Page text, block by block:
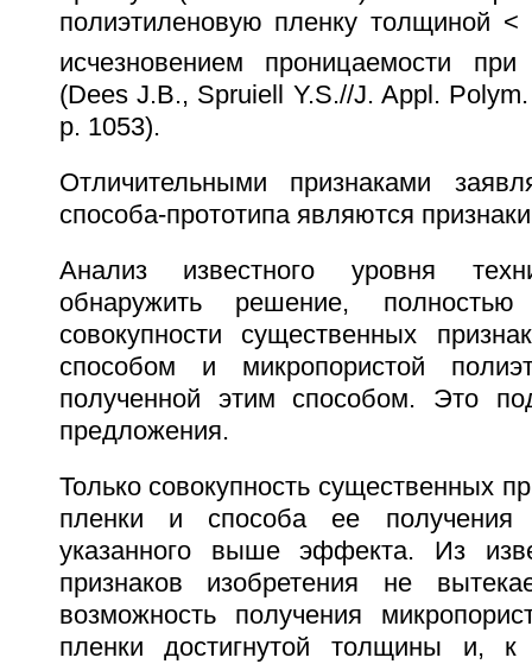
полиэтиленовую пленку толщиной
исчезновением проницаемости
(Dees J.B., Spruiell Y.S.//J. Appl.
p. 1053).
Отличительными признаками
способа-прототипа являются
Анализ известного уровня
обнаружить решение,
совокупности существенных
способом и микропористой
полученной этим способом. Это
предложения.
Только совокупность существенных
пленки и способа ее получения
указанного выше эффекта. Из
признаков изобретения не
возможность получения
пленки достигнутой толщины и,